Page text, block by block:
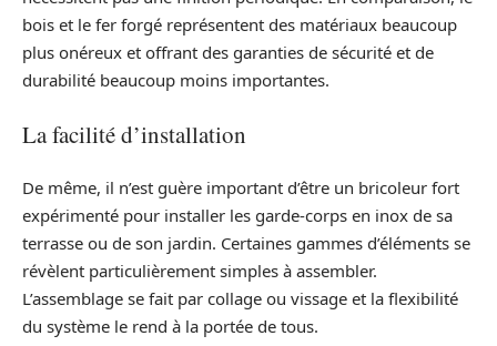
bois et le fer forgé représentent des matériaux beaucoup
plus onéreux et offrant des garanties de sécurité et de
durabilité beaucoup moins importantes.
La facilité d’installation
De même, il n’est guère important d’être un bricoleur fort
expérimenté pour installer les garde-corps en inox de sa
terrasse ou de son jardin. Certaines gammes d’éléments se
révèlent particulièrement simples à assembler.
L’assemblage se fait par collage ou vissage et la flexibilité
du système le rend à la portée de tous.